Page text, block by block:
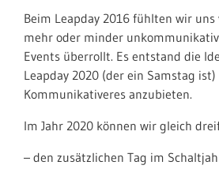
Beim Leapday 2016 fühlten wir uns
mehr oder minder
Events überrollt. Es entstand die
Leapday 2020 (der ein Samstag
Kommunikativeres anzubieten.
Im Jahr 2020 können wir gleich
– den zusätzlichen Tag im